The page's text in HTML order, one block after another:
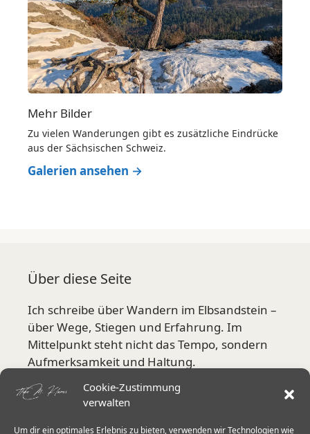
Cookie-Zustimmung
verwalten
Um dir ein optimales Erlebnis zu bieten, verwenden wir Technologien wie
Mehr Bilder
Zu vielen Wanderungen gibt es zusätzliche Eindrücke
aus der Sächsischen Schweiz.
Galerien ansehen →
Über diese Seite
Ich schreibe über Wandern im Elbsandstein –
über Wege, Stiegen und Erfahrung. Im
Mittelpunkt steht nicht das Tempo, sondern
Aufmerksamkeit und Haltung.
Mehr über mich